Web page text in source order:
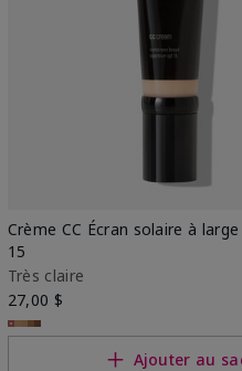
Crème CC Écran solaire à
15
Très claire
27,00 $
Ajouter au